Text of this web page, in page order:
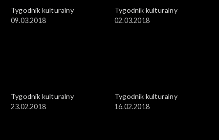
Tygodnik kulturalny
09.03.2018
Tygodnik kulturalny
02.03.2018
Tygodnik kulturalny
23.02.2018
Tygodnik kulturalny
16.02.2018